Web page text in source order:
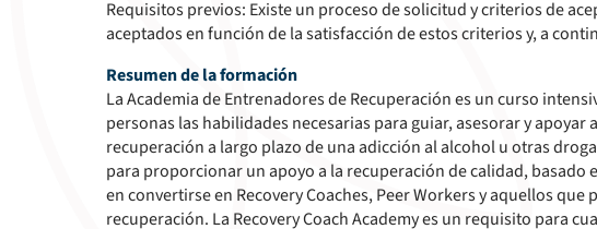
Requisitos previos: Existe un proceso de solicitud y criterios de
aceptados en función de la satisfacción de estos criterios y, a
Resumen de la formación
La Academia de Entrenadores de Recuperación es un curso
personas las habilidades necesarias para guiar, asesorar y
recuperación a largo plazo de una adicción al alcohol u otras
para proporcionar un apoyo a la recuperación de calidad, basado
en convertirse en Recovery Coaches, Peer Workers y aquellos
recuperación. La Recovery Coach Academy es un requisito para